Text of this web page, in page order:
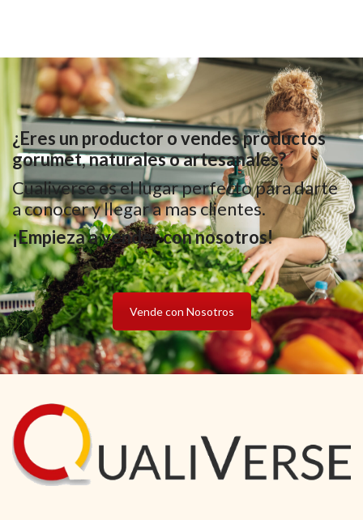
¿Eres un productor o vendes productos
gorumet, naturales o artesanales?
Cualiverse es el lugar perfecto para darte
a conocer y llegar a mas clientes.
¡Empieza a vender con nosotros!
Vende con Nosotros